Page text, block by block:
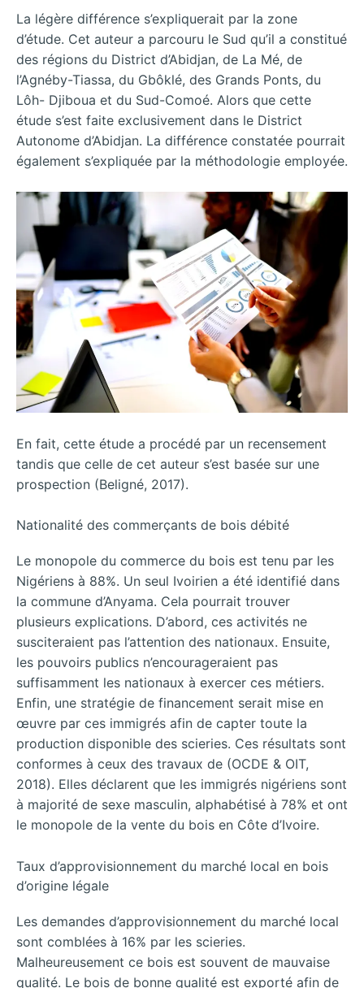
La légère différence s’expliquerait par la zone
d’étude. Cet auteur a parcouru le Sud qu’il a constitué
des régions du District d’Abidjan, de La Mé, de
l’Agnéby-Tiassa, du Gbôklé, des Grands Ponts, du
Lôh- Djiboua et du Sud-Comoé. Alors que cette
étude s’est faite exclusivement dans le District
Autonome d’Abidjan. La différence constatée pourrait
également s’expliquée par la méthodologie employée.
En fait, cette étude a procédé par un recensement
tandis que celle de cet auteur s’est basée sur une
prospection (Beligné, 2017).
Nationalité des commerçants de bois débité
Le monopole du commerce du bois est tenu par les
Nigériens à 88%. Un seul Ivoirien a été identifié dans
la commune d’Anyama. Cela pourrait trouver
plusieurs explications. D’abord, ces activités ne
susciteraient pas l’attention des nationaux. Ensuite,
les pouvoirs publics n’encourageraient pas
suffisamment les nationaux à exercer ces métiers.
Enfin, une stratégie de financement serait mise en
œuvre par ces immigrés afin de capter toute la
production disponible des scieries. Ces résultats sont
conformes à ceux des travaux de (OCDE & OIT,
2018). Elles déclarent que les immigrés nigériens sont
à majorité de sexe masculin, alphabétisé à 78% et ont
le monopole de la vente du bois en Côte d’Ivoire.
Taux d’approvisionnement du marché local en bois
d’origine légale
Les demandes d’approvisionnement du marché local
sont comblées à 16% par les scieries.
Malheureusement ce bois est souvent de mauvaise
qualité. Le bois de bonne qualité est exporté afin de